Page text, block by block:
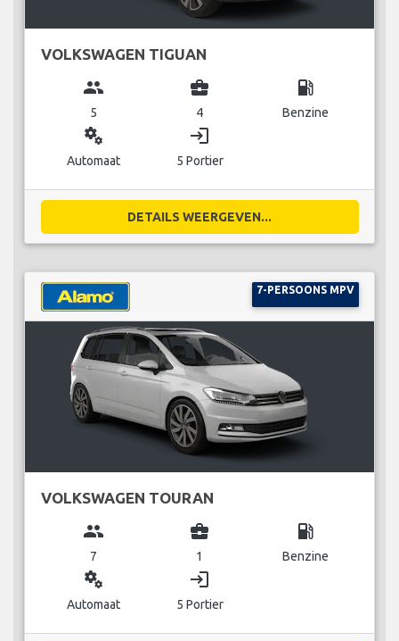
VOLKSWAGEN TIGUAN
group
5
business_center
4
local_gas_station
Benzine
miscellaneous_services
Automaat
login
5 Portier
DETAILS WEERGEVEN...
7-PERSOONS MPV
VOLKSWAGEN TOURAN
group
7
business_center
1
local_gas_station
Benzine
miscellaneous_services
Automaat
login
5 Portier